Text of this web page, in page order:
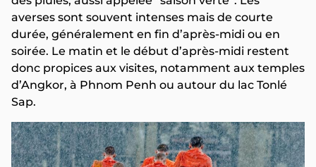
averses sont souvent intenses mais de courte
durée, généralement en fin d’après-midi ou en
soirée. Le matin et le début d’après-midi restent
donc propices aux visites, notamment aux temples
d’Angkor, à Phnom Penh ou autour du lac Tonlé
Sap.